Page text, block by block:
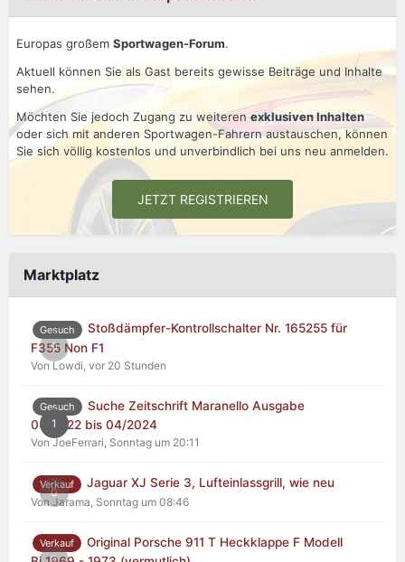
Europas großem Sportwagen-Forum.
Aktuell können Sie als Gast bereits gewisse Beiträge und Inhalte
sehen.
Möchten Sie jedoch Zugang zu weiterenexklusiven Inhalten
oder sich mit anderen Sportwagen-Fahrern austauschen, können
Sie sich völlig kostenlos und unverbindlich bei uns neu anmelden.
JETZT REGISTRIEREN
Marktplatz
0
Gesuch
Stoßdämpfer-Kontrollschalter Nr. 165255 für
F355 Non F1
Von Lowdi, vor 20 Stunden
1
Gesuch
Suche Zeitschrift Maranello Ausgabe
04/2022 bis 04/2024
Von JoeFerrari, Sonntag um 20:11
0
Verkauf Jaguar XJ Serie 3, Lufteinlassgrill, wie neu
Von Jarama, Sonntag um 08:46
Verkauf
Original Porsche 911 T Heckklappe F Modell